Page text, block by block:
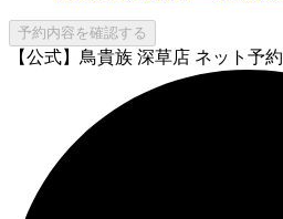
予約内容を確認する
【公式】鳥貴族 深草店 ネット予約